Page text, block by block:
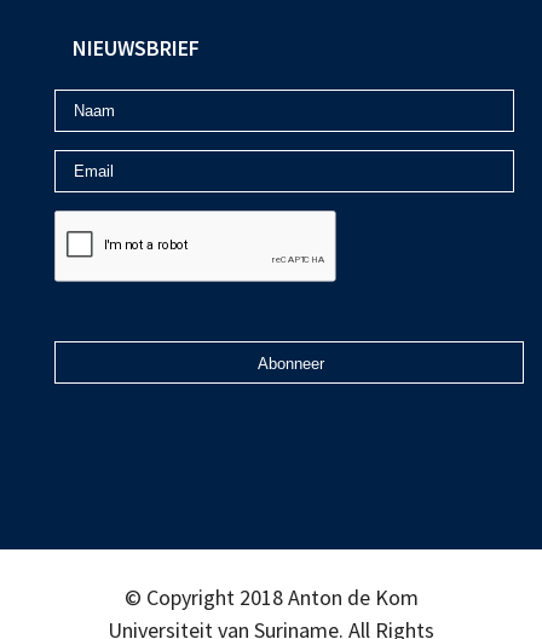
NIEUWSBRIEF
© Copyright 2018 Anton de Kom
Universiteit van Suriname. All Rights